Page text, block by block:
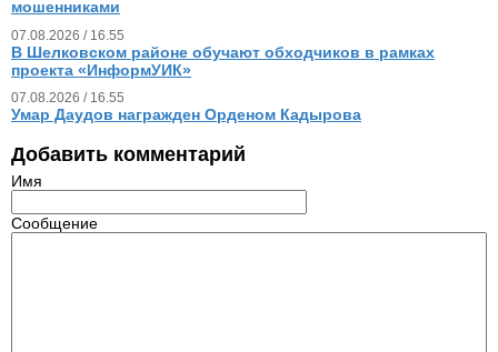
мошенниками
07.08.2026 / 16.55
В Шелковском районе обучают обходчиков в рамках
проекта «ИнформУИК»
07.08.2026 / 16.55
Умар Даудов награжден Орденом Кадырова
Добавить комментарий
Имя
Сообщение